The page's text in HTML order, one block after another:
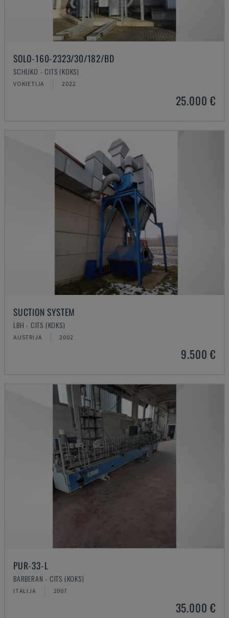
SOLO-160-2323/30/182/BD
SCHUKO - CITS (KOKS)
VOKIETIJA 2022
25.000 €
SUCTION SYSTEM
LBH - CITS (KOKS)
AUSTRIJA 2002
9.500 €
PUR-33-L
BARBERAN - CITS (KOKS)
ITALIJA 2007
35.000 €